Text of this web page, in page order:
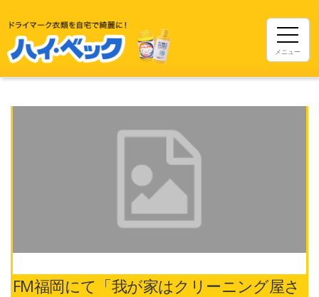
メニュー
FM福岡にて「我が家はクリーニング屋さ